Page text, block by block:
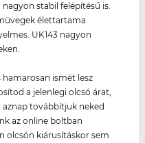
stabil felépítésű is.
élettartama
UK143 nagyon
ismét lesz
a jelenlegi olcsó árat,
aznap továbbítjuk neked
az online boltban
olcsón kiárusításkor sem